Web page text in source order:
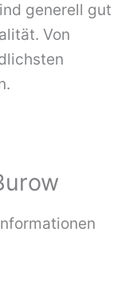
generell gut
Von